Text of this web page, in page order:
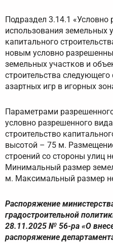
Подраздел 3.14.1
использования земельных
капитального
новым условно
земельных участков и
строительства
азартных игр в игорных
Параметрами
условно разрешенного
строительство
высотой – 75 м.
строений со стороны улиц
Минимальный размер
м. Максимальный размер
Распоряжение
градостроительной
28.11.2025 № 56-ра «О
распоряжение